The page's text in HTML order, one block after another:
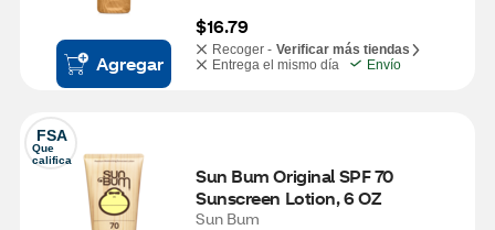
Agregar
$16.79
Recoger - Verificar más tiendas
Entrega el mismo día
Envío
FSA
Que
califica
Sun Bum Original SPF 70
Sunscreen Lotion, 6 OZ
Sun Bum